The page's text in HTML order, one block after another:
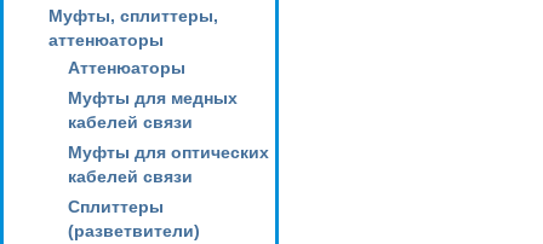
Муфты, сплиттеры,
аттенюаторы
Аттенюаторы
Муфты для медных
кабелей связи
Муфты для оптических
кабелей связи
Сплиттеры
(разветвители)